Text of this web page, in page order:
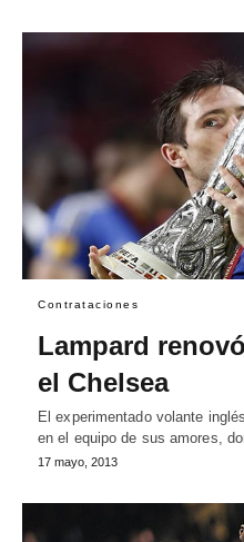
Contrataciones
Lampard
el Chelsea
El experimentado volante
en el equipo de sus amores,
17 mayo, 2013